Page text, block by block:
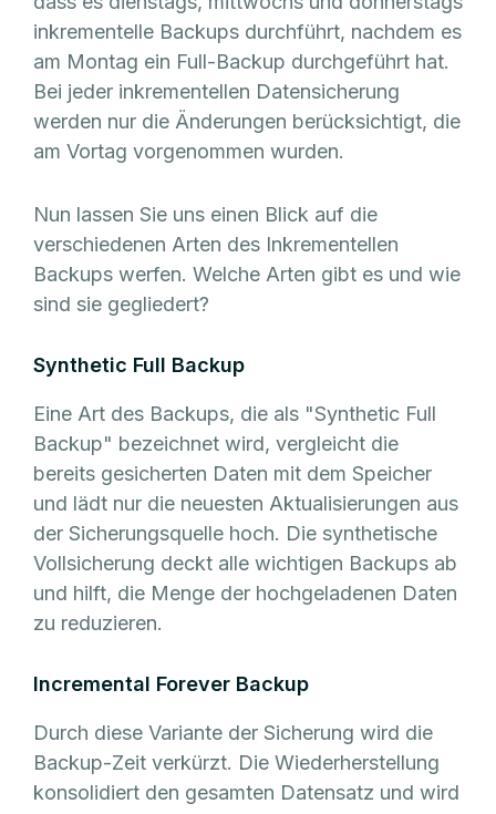
inkrementelle Backups durchführt, nachdem es
am Montag ein Full-Backup durchgeführt hat.
Bei jeder inkrementellen Datensicherung
werden nur die Änderungen berücksichtigt, die
am Vortag vorgenommen wurden.
Nun lassen Sie uns einen Blick auf die
verschiedenen Arten des Inkrementellen
Backups werfen. Welche Arten gibt es und wie
sind sie gegliedert?
Synthetic Full Backup
Eine Art des Backups, die als "Synthetic Full
Backup" bezeichnet wird, vergleicht die
bereits gesicherten Daten mit dem Speicher
und lädt nur die neuesten Aktualisierungen aus
der Sicherungsquelle hoch. Die synthetische
Vollsicherung deckt alle wichtigen Backups ab
und hilft, die Menge der hochgeladenen Daten
zu reduzieren.
Incremental Forever Backup
Durch diese Variante der Sicherung wird die
Backup-Zeit verkürzt. Die Wiederherstellung
konsolidiert den gesamten Datensatz und wird